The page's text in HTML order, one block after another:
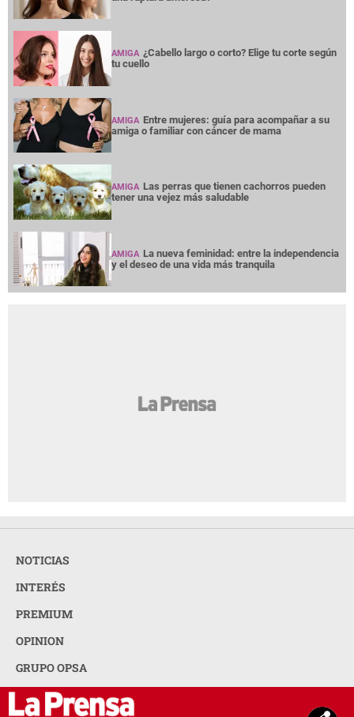
AMIGA ¿Cabello largo o corto? Elige tu corte según
tu cuello
AMIGA Entre mujeres: guía para acompañar a su
amiga o familiar con cáncer de mama
AMIGA Las perras que tienen cachorros pueden
tener una vejez más saludable
AMIGA La nueva feminidad: entre la independencia
y el deseo de una vida más tranquila
NOTICIAS
INTERÉS
PREMIUM
OPINION
GRUPO OPSA